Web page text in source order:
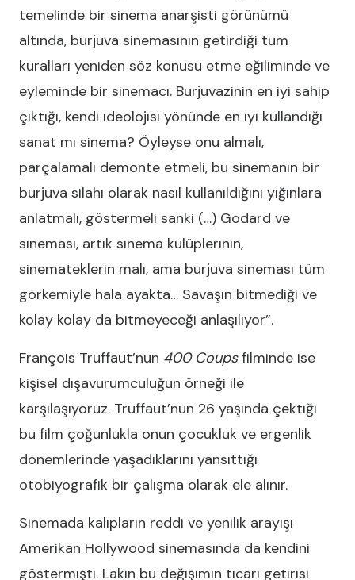
temelinde bir sinema anarşisti görünümü
altında, burjuva sinemasının getirdiği tüm
kuralları yeniden söz konusu etme eğiliminde ve
eyleminde bir sinemacı. Burjuvazinin en iyi sahip
çıktığı, kendi ideolojisi yönünde en iyi kullandığı
sanat mı sinema? Öyleyse onu almalı,
parçalamalı demonte etmeli, bu sinemanın bir
burjuva silahı olarak nasıl kullanıldığını yığınlara
anlatmalı, göstermeli sanki (…) Godard ve
sineması, artık sinema kulüplerinin,
sinemateklerin malı, ama burjuva sineması tüm
görkemiyle hala ayakta… Savaşın bitmediği ve
kolay kolay da bitmeyeceği anlaşılıyor”.
François Truffaut’nun 400 Coupsfilminde ise
kişisel dışavurumculuğun örneği ile
karşılaşıyoruz. Truffaut’nun 26 yaşında çektiği
bu film çoğunlukla onun çocukluk ve ergenlik
dönemlerinde yaşadıklarını yansıttığı
otobiyografik bir çalışma olarak ele alınır.
Sinemada kalıpların reddi ve yenilik arayışı
Amerikan Hollywood sinemasında da kendini
göstermişti. Lakin bu değişimin ticari getirisi